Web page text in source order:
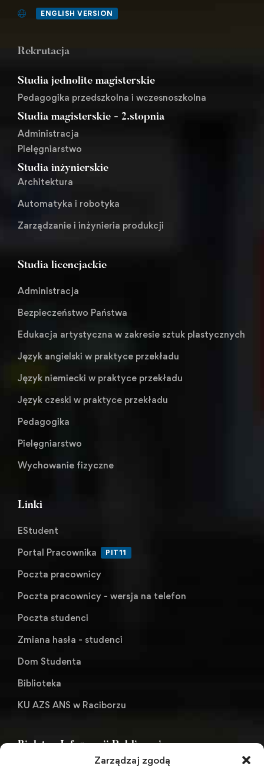
Zarządzaj zgodą
ENGLISH VERSION
Rekrutacja
Studia jednolite magisterskie
Pedagogika przedszkolna i wczesnoszkolna
Studia magisterskie - 2.stopnia
Administracja
Pielęgniarstwo
Studia inżynierskie
Architektura
Automatyka i robotyka
Zarządzanie i inżynieria produkcji
Studia licencjackie
Administracja
Bezpieczeństwo Państwa
Edukacja artystyczna w zakresie sztuk plastycznych
Język angielski w praktyce przekładu
Język niemiecki w praktyce przekładu
Język czeski w praktyce przekładu
Pedagogika
Pielęgniarstwo
Wychowanie fizyczne
Linki
EStudent
Portal Pracownika
PIT11
Poczta pracownicy
Poczta pracownicy - wersja na telefon
Poczta studenci
Zmiana hasła - studenci
Dom Studenta
Biblioteka
KU AZS ANS w Raciborzu
Biuletyn Informacji Publicznej